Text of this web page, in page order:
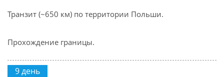
Транзит (~650 км) по территории Польши.
Прохождение границы.
9 день